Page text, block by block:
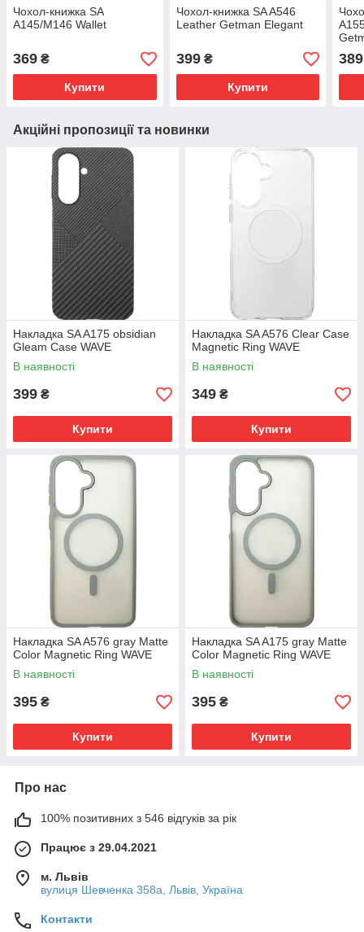
Чохол-книжка SA
A145/M146 Wallet
369 ₴
Купити
Чохол-книжка SA A546
Leather Getman Elegant
399₴
Купити
389
Акційні пропозиції та новинки
Накладка SA A175 obsidian
Gleam Case WAVE
В наявності
399 ₴
Купити
Накладка SA A576 Clear Case
Magnetic Ring WAVE
В наявності
349 ₴
Купити
Накладка SA A576 gray Matte
Color Magnetic Ring WAVE
В наявності
395 ₴
Купити
Накладка SA A175 gray Matte
Color Magnetic Ring WAVE
В наявності
395 ₴
Купити
Про нас
100% позитивних з 546 відгуків за рік
Працює з 29.04.2021
м. Львів
вулиця Шевченка 358а, Львів, Україна
Контакти